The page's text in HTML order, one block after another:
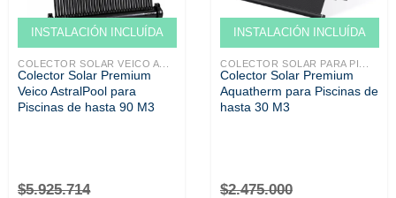
INSTALACIÓN INCLUÍDA
Venta solo ONLINE
COLECTOR SOLAR VEICO A...
Colector Solar Premium
Veico AstralPool para
Piscinas de hasta 90 M3
$5.925.714
INSTALACIÓN INCLUÍDA
Venta solo ONLINE
COLECTOR SOLAR PARA PI...
Colector Solar Premium
Aquatherm para Piscinas de
hasta 30 M3
$2.475.000